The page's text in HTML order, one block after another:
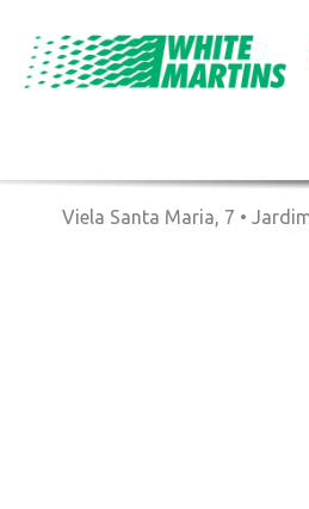
Viela Santa Maria, 7 •